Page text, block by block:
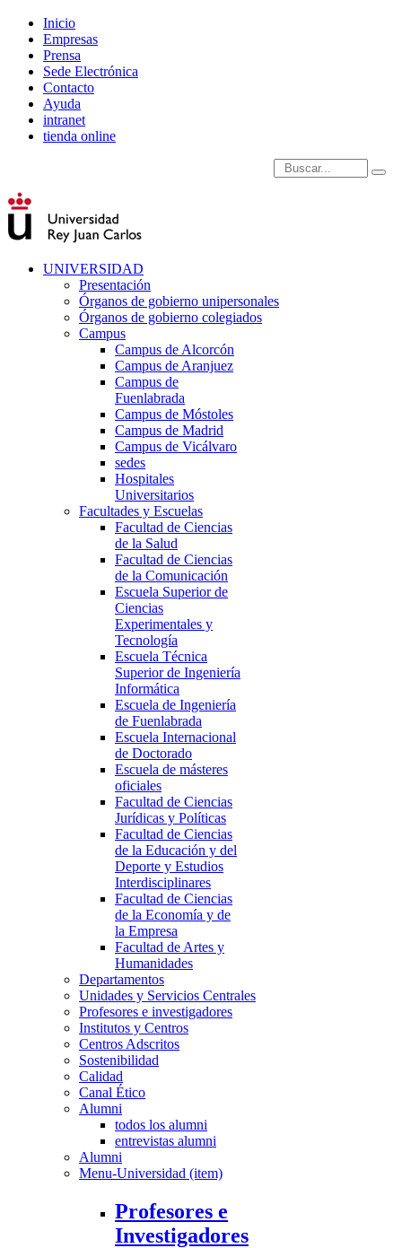
Inicio
Empresas
Prensa
Sede Electrónica
Contacto
Ayuda
intranet
tienda online
Introduce términos de
UNIVERSIDAD
Presentación
Órganos de gobierno unipersonales
Órganos de gobierno colegiados
Campus
Campus de Alcorcón
Campus de Aranjuez
Campus de
Fuenlabrada
Campus de Móstoles
Campus de Madrid
Campus de Vicálvaro
sedes
Hospitales
Universitarios
Facultades y Escuelas
Facultad de Ciencias
de la Salud
Facultad de Ciencias
de la Comunicación
Escuela Superior de
Ciencias
Experimentales y
Tecnología
Escuela Técnica
Superior de Ingeniería
Informática
Escuela de Ingeniería
de Fuenlabrada
Escuela Internacional
de Doctorado
Escuela de másteres
oficiales
Facultad de Ciencias
Jurídicas y Políticas
Facultad de Ciencias
de la Educación y del
Deporte y Estudios
Interdisciplinares
Facultad de Ciencias
de la Economía y de
la Empresa
Facultad de Artes y
Humanidades
Departamentos
Unidades y Servicios Centrales
Profesores e investigadores
Institutos y Centros
Centros Adscritos
Sostenibilidad
Calidad
Canal Ético
Alumni
todos los alumni
entrevistas alumni
Alumni
Menu-Universidad (item)
Profesores e
Investigadores